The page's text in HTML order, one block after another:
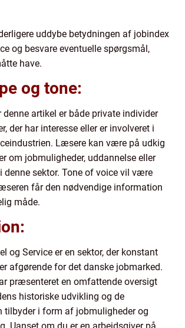
uddybe betydningen af jobindex
og besvare eventuelle spørgsmål,
have.
og tone:
artikel er både private individer
der har interesse eller er involveret i
Læsere kan være på udkig
om jobmuligheder, uddannelse eller
denne sektor. Tone of voice vil være
får den nødvendige information
måde.
og Service er en sektor, der konstant
afgørende for det danske jobmarked.
præsenteret en omfattende oversigt
historiske udvikling og de
tilbyder i form af jobmuligheder og